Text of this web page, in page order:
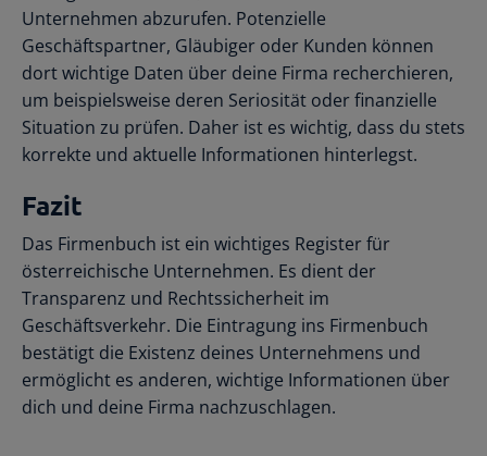
Unternehmen abzurufen. Potenzielle
Geschäftspartner, Gläubiger oder Kunden können
dort wichtige Daten über deine Firma recherchieren,
um beispielsweise deren Seriosität oder finanzielle
Situation zu prüfen. Daher ist es wichtig, dass du stets
korrekte und aktuelle Informationen hinterlegst.
Fazit
Das Firmenbuch ist ein wichtiges Register für
österreichische Unternehmen. Es dient der
Transparenz und Rechtssicherheit im
Geschäftsverkehr. Die Eintragung ins Firmenbuch
bestätigt die Existenz deines Unternehmens und
ermöglicht es anderen, wichtige Informationen über
dich und deine Firma nachzuschlagen.